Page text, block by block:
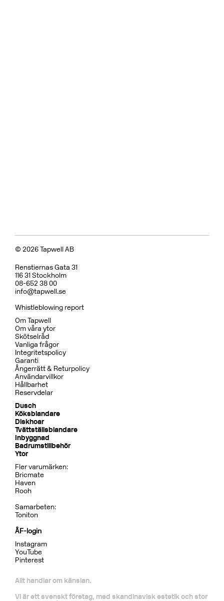
© 2026 Tapwell AB
Renstiernas Gata 31
116 31 Stockholm
08-652 38 00
info@tapwell.se
Whistleblowing report
Om Tapwell
Om våra ytor
Skötselråd
Vanliga frågor
Integritetspolicy
Garanti
Ångerrätt & Returpolicy
Användarvillkor
Hållbarhet
Reservdelar
Dusch
Köksblandare
Diskhoar
Tvättställsblandare
Inbyggnad
Badrumstillbehör
Ytor
Fler varumärken:
Bricmate
Haven
Rooh
Samarbeten:
Toniton
ÅF-login
Allt handlar om känslan.
Vi är ett svenskt företag, med skandinavisk estetik och stor
Instagram
YouTube
Pinterest